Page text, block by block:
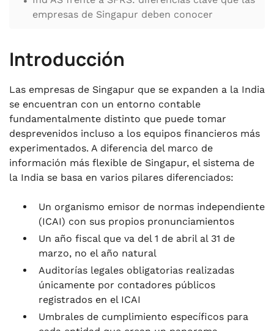
empresas de Singapur deben conocer
empresas extranjeras en la India
. Sistema fiscal de la India y el CDI entre
Singapur e India
. Configuración de su función contable en la
India
. Preguntas frecuentes
Introducción
Las empresas de Singapur que se expanden a la India
se encuentran con un entorno contable
fundamentalmente distinto que puede tomar
desprevenidos incluso a los equipos financieros más
experimentados. A diferencia del marco de
información más flexible de Singapur, el sistema de
la India se basa en varios pilares diferenciados:
Un organismo emisor de normas independiente
(ICAI) con sus propios pronunciamientos
Un año fiscal que va del 1 de abril al 31 de
marzo, no el año natural
Auditorías legales obligatorias realizadas
únicamente por contadores públicos
registrados en el ICAI
Umbrales de cumplimiento específicos para